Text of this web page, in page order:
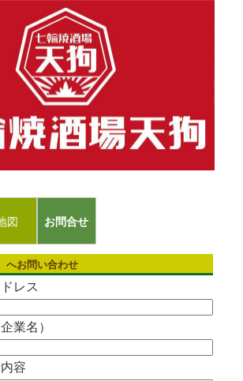
図 お問合せ
お問い合わせ
レス
業名）
容